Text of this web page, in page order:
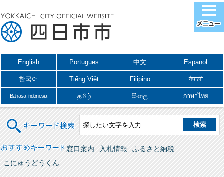
English Portugues 中文 Espanol
한국어 Tiếng Việt Filipino नेपाली
Bahasa Indonesia தமிழ் සිංහල ภาษาไทย
キーワード検索
おすすめキーワード 窓口案内 入札情報
ふるさと納税
こにゅうどうくん